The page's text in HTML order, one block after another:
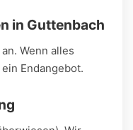
in Guttenbach
Wenn alles
Endangebot.